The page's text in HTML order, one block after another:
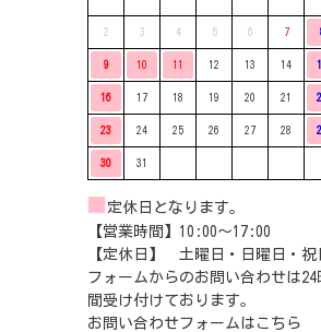
2 3 4 5 6 7
9 10 11 12 13 14
16 17 18 19 20 21
23 24 25 26 27 28
30 31
定休日となります。
【営業時間】10:00〜17:00
【定休日】 土曜日・日曜日・祝
フォームからのお問い合わせは24
間受け付けております。
お問い合わせフォームは こちら